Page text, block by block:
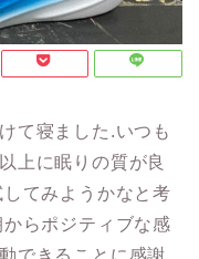
て寝ました.いつも
上に眠りの質が良
てみようかなと考
らポジティブな感